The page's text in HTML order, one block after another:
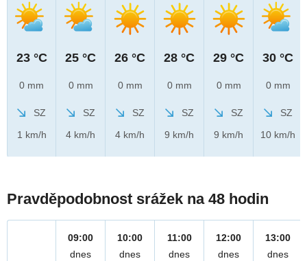
23 °C
0 mm
SZ
1 km/h
25 °C
0 mm
SZ
4 km/h
26 °C
0 mm
SZ
4 km/h
28 °C
0 mm
SZ
9 km/h
29 °C
0 mm
SZ
9 km/h
30 °C
0 mm
SZ
10 km/h
Pravděpodobnost srážek na 48 hodin
09:00
dnes
10:00
dnes
11:00
dnes
12:00
dnes
13:00
dnes